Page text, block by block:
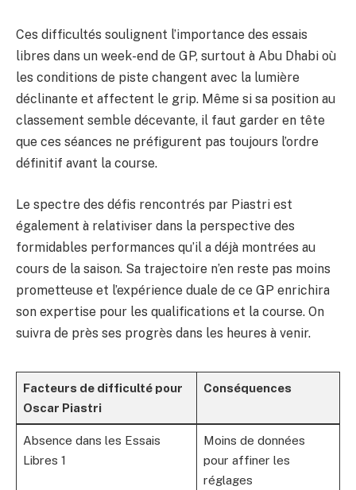
Ces difficultés soulignent l’importance des essais
libres dans un week-end de GP, surtout à Abu Dhabi où
les conditions de piste changent avec la lumière
déclinante et affectent le grip. Même si sa position au
classement semble décevante, il faut garder en tête
que ces séances ne préfigurent pas toujours l’ordre
définitif avant la course.
Le spectre des défis rencontrés par Piastri est
également à relativiser dans la perspective des
formidables performances qu’il a déjà montrées au
cours de la saison. Sa trajectoire n’en reste pas moins
prometteuse et l’expérience duale de ce GP enrichira
son expertise pour les qualifications et la course. On
suivra de près ses progrès dans les heures à venir.
Facteurs de difficulté pour
Oscar Piastri
Conséquences
Absence dans les Essais
Libres 1
Moins de données
pour affiner les
réglages